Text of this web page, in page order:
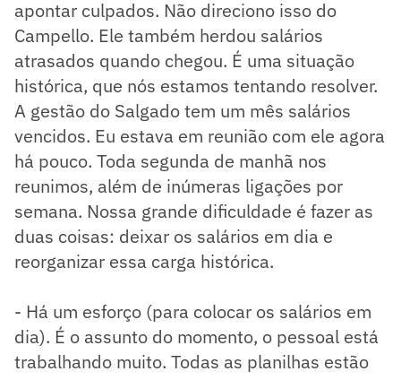
apontar culpados. Não direciono isso do
Campello. Ele também herdou salários
atrasados quando chegou. É uma situação
histórica, que nós estamos tentando resolver.
A gestão do Salgado tem um mês salários
vencidos. Eu estava em reunião com ele agora
há pouco. Toda segunda de manhã nos
reunimos, além de inúmeras ligações por
semana. Nossa grande dificuldade é fazer as
duas coisas: deixar os salários em dia e
reorganizar essa carga histórica.
- Há um esforço (para colocar os salários em
dia). É o assunto do momento, o pessoal está
trabalhando muito. Todas as planilhas estão